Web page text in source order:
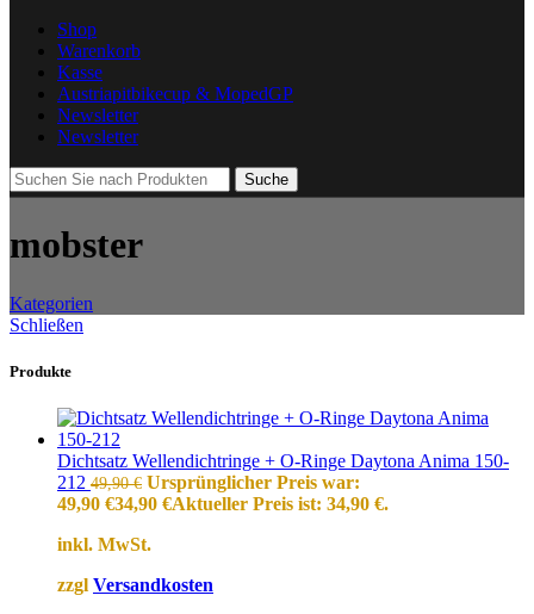
Shop
Warenkorb
Kasse
Austriapitbikecup & MopedGP
Newsletter
Newsletter
Suche
mobster
Kategorien
Schließen
Produkte
Dichtsatz Wellendichtringe + O-Ringe Daytona Anima 150-
212 49,90€ Ursprünglicher Preis war:
49,90 €34,90 €Aktueller Preis ist: 34,90 €.
inkl. MwSt.
zzgl Versandkosten